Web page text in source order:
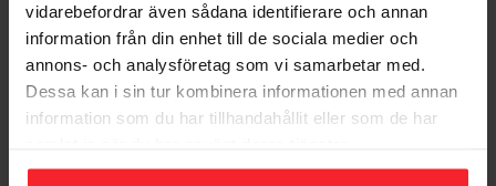
vidarebefordrar även sådana identifierare och annan
information från din enhet till de sociala medier och
annons- och analysföretag som vi samarbetar med.
Dessa kan i sin tur kombinera informationen med annan
information som du har tillhandahållit eller som de har
Bliv den første, der giver en bedømmelse.